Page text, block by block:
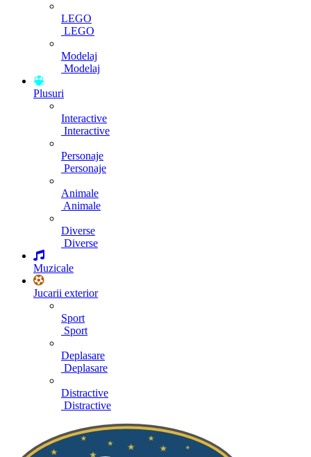
LEGO
LEGO
Modelaj
Modelaj
Plusuri
Interactive
Interactive
Personaje
Personaje
Animale
Animale
Diverse
Diverse
Muzicale
Jucarii exterior
Sport
Sport
Deplasare
Deplasare
Distractive
Distractive